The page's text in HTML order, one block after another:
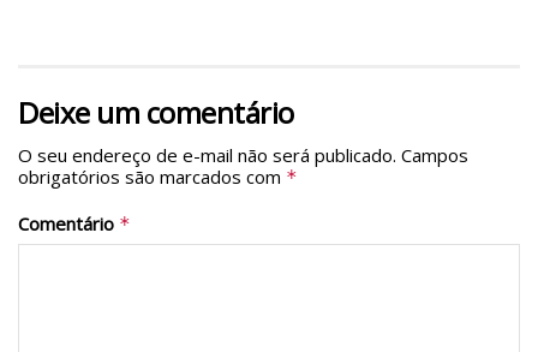
Deixe um comentário
O seu endereço de e-mail não será publicado. Campos
obrigatórios são marcados com *
Comentário *